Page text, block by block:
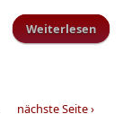
Weiterlesen
nächste Seite ›